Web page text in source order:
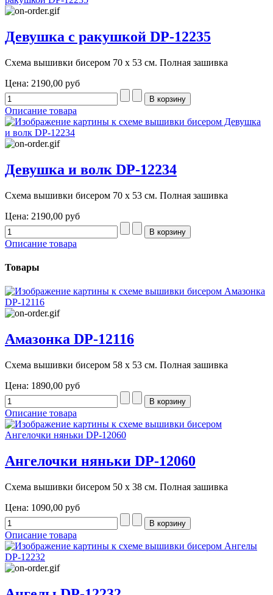
Девушка с ракушкой DP-12235
Схема вышивки бисером 70 х 53 см. Полная зашивка
Цена: 2190,00 руб
Описание товара
Девушка и волк DP-12234
Схема вышивки бисером 70 х 53 см. Полная зашивка
Цена: 2190,00 руб
Описание товара
Товары
Амазонка DP-12116
Схема вышивки бисером 58 х 53 см. Полная зашивка
Цена: 1890,00 руб
Описание товара
Ангелочки няньки DP-12060
Схема вышивки бисером 50 х 38 см. Полная зашивка
Цена: 1090,00 руб
Описание товара